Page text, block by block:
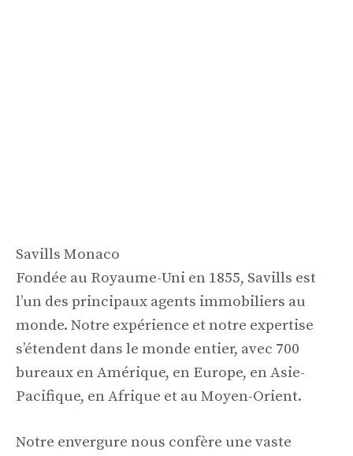
Savills Monaco
Fondée au Royaume-Uni en 1855, Savills est
l’un des principaux agents immobiliers au
monde. Notre expérience et notre expertise
s’étendent dans le monde entier, avec 700
bureaux en Amérique, en Europe, en Asie-
Pacifique, en Afrique et au Moyen-Orient.
Notre envergure nous confère une vaste